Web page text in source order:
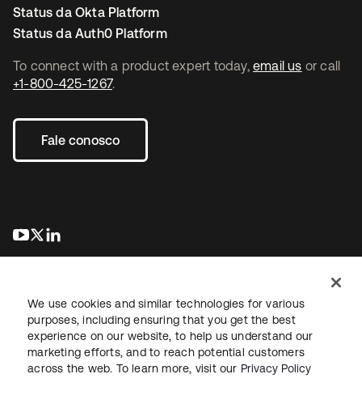
To connect with a product expert today, email us or call
+1-800-425-1267.
Fale conosco
abre em uma nova guia
abre em uma nova guia
Status da Okta Platform
Status da Auth0 Platform
JurídicoPolítica de privacidadeTermos do siteSegurança
Mapa do sitePreferências de cookies
We use cookies and similar technologies for various
purposes, including ensuring that you get the best
experience on our website, to help us understand our
marketing efforts, and to reach potential customers
across the web. To learn more, visit our Privacy Policy